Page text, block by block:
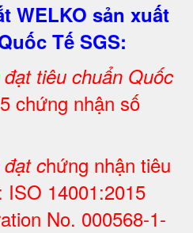
WELKO sản xuất
Tế SGS:
đạt tiêu chuẩn Quốc
chứng nhận số
đạt chứng nhận tiêu
14001:2015
No. 000568-1-